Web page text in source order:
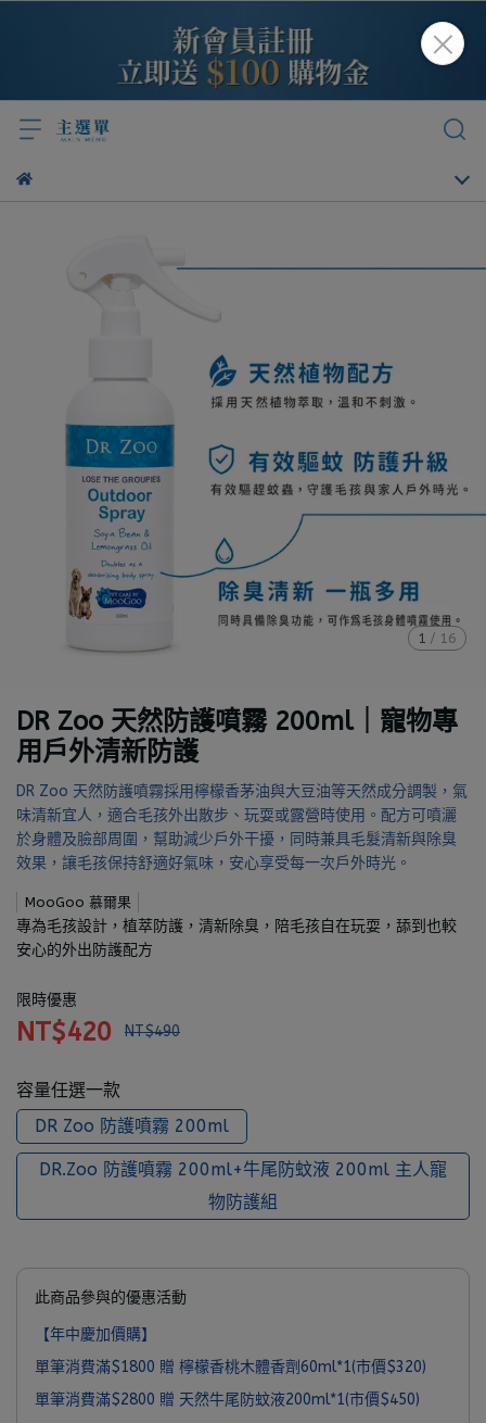
1 / 16
DR Zoo 天然防護噴霧 200ml｜寵物專
用戶外清新防護
DR Zoo 天然防護噴霧採用檸檬香茅油與大豆油等天然成分調製，氣
味清新宜人，適合毛孩外出散步、玩耍或露營時使用。配方可噴灑
於身體及臉部周圍，幫助減少戶外干擾，同時兼具毛髮清新與除臭
效果，讓毛孩保持舒適好氣味，安心享受每一次戶外時光。
MooGoo 慕爾果
專為毛孩設計，植萃防護，清新除臭，陪毛孩自在玩耍，舔到也較
安心的外出防護配方
限時優惠
NT$420 NT$490
容量任選一款
DR Zoo 防護噴霧 200ml
DR.Zoo 防護噴霧 200ml+牛尾防蚊液 200ml 主人寵
物防護組
此商品參與的優惠活動
【年中慶加價購】
單筆消費滿$1800 贈 檸檬香桃木體香劑60ml*1(市價$320)
單筆消費滿$2800 贈 天然牛尾防蚊液200ml*1(市價$450)